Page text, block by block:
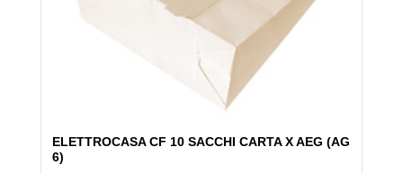
ELETTROCASA CF 10 SACCHI CARTA X AEG (AG
6)